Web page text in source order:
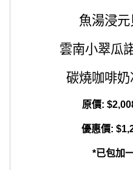
魚湯浸
雲南小翠瓜
碳燒咖啡
原價:
優惠價:
*已包加